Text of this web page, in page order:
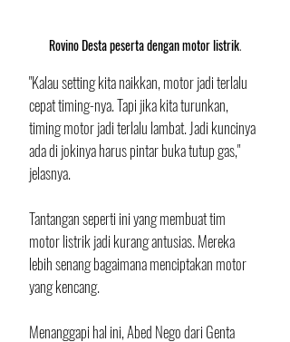
Rovino Desta peserta dengan motor listrik.
"Kalau setting kita naikkan, motor jadi terlalu
cepat timing-nya. Tapi jika kita turunkan,
timing motor jadi terlalu lambat. Jadi kuncinya
ada di jokinya harus pintar buka tutup gas,"
jelasnya.
Tantangan seperti ini yang membuat tim
motor listrik jadi kurang antusias. Mereka
lebih senang bagaimana menciptakan motor
yang kencang.
Menanggapi hal ini, Abed Nego dari Genta